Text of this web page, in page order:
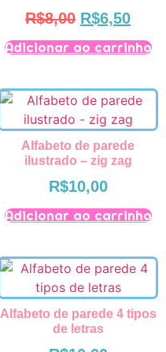
R$8,00 R$6,50
Adicionar ao carrinho
Alfabeto de parede
ilustrado – zig zag
R$10,00
Adicionar ao carrinho
Alfabeto de parede 4 tipos
de letras